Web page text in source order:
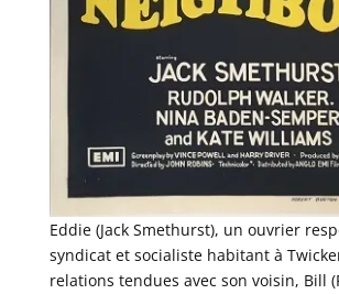
Eddie (Jack Smethurst), un ouvrier
syndicat et socialiste habitant à
relations tendues avec son voisin, Bill